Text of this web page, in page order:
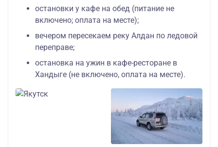
остановки у кафе на обед (питание не
включено; оплата на месте);
вечером пересекаем реку Алдан по ледовой
переправе;
остановка на ужин в кафе-ресторане в
Хандыге (не включено, оплата на месте).